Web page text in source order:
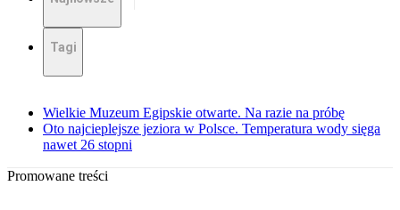
Tagi
Wielkie Muzeum Egipskie otwarte. Na razie na próbę
Oto najcieplejsze jeziora w Polsce. Temperatura wody sięga
nawet 26 stopni
Promowane treści